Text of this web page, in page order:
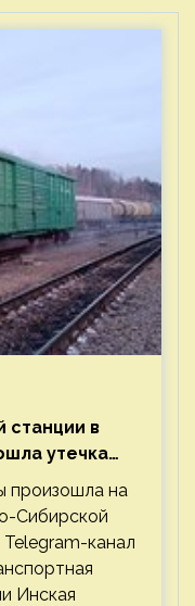
в
утечка
произошла на
Сибирской
канал
Инская